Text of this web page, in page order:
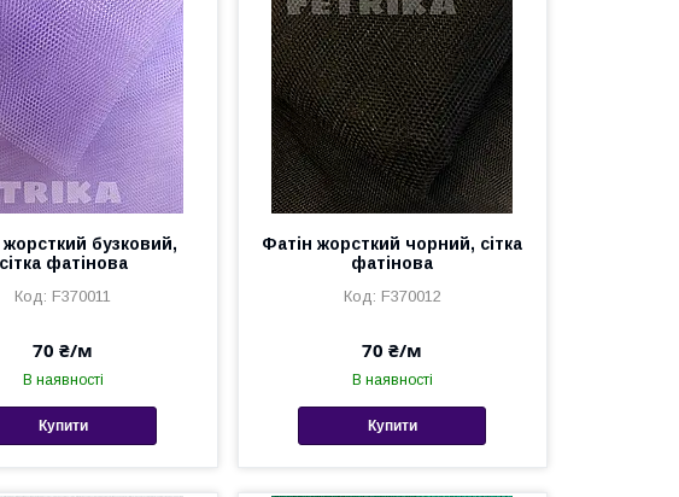
жорсткий бузковий,
сітка фатінова
F370011
70 ₴/м
В наявності
Купити
Фатін жорсткий чорний, сітка
фатінова
F370012
70 ₴/м
В наявності
Купити